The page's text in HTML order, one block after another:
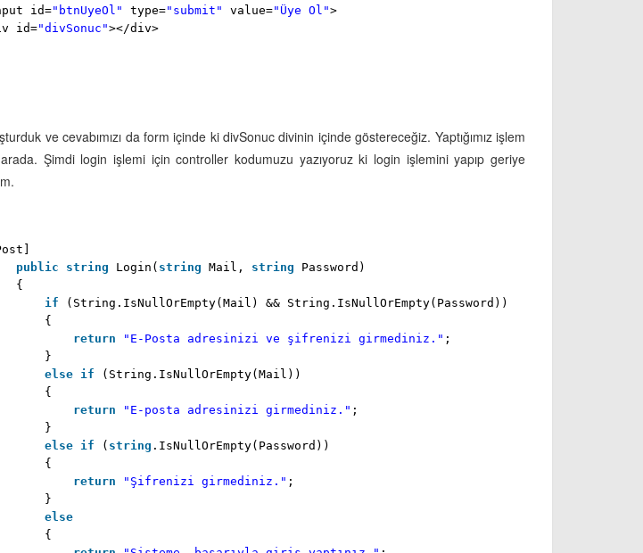
id="btnUyeOl" type="submit" value="Üye Ol">
id="divSonuc"></div>
ve cevabımızı da form içinde ki divSonuc divinin içinde göstereceğiz. Yaptığımız işlem
Şimdi login işlemi için controller kodumuzu yazıyoruz ki login işlemini yapıp geriye
public
string Login( string Mail, string
Password)
{
if
(String.IsNullOrEmpty(Mail) && String.IsNullOrEmpty(Password))
{
return
"E-Posta adresinizi ve şifrenizi girmediniz." ;
}
else if
(String.IsNullOrEmpty(Mail))
{
return
"E-posta adresinizi girmediniz." ;
}
else if ( string .IsNullOrEmpty(Password))
{
return
"Şifrenizi girmediniz." ;
}
else
{